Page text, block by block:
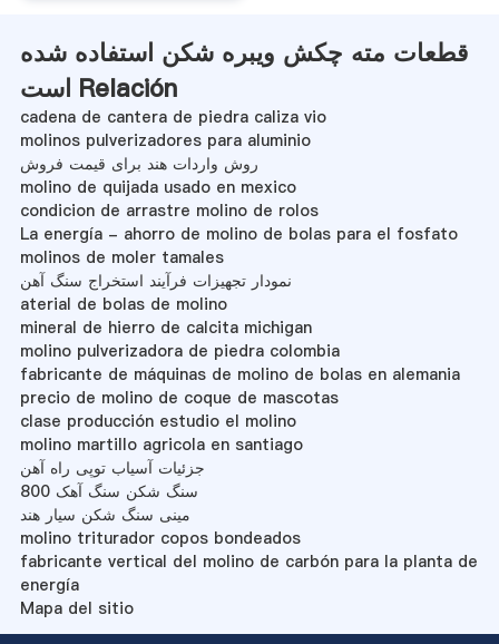
قطعات مته چکش ویبره شکن استفاده شده
است Relación
cadena de cantera de piedra caliza vio
molinos pulverizadores para aluminio
روش واردات هند برای قیمت فروش
molino de quijada usado en mexico
condicion de arrastre molino de rolos
La energía - ahorro de molino de bolas para el fosfato
molinos de moler tamales
نمودار تجهیزات فرآیند استخراج سنگ آهن
aterial de bolas de molino
mineral de hierro de calcita michigan
molino pulverizadora de piedra colombia
fabricante de máquinas de molino de bolas en alemania
precio de molino de coque de mascotas
clase producción estudio el molino
molino martillo agricola en santiago
جزئیات آسیاب توپی راه آهن
سنگ شکن سنگ آهک 800
مینی سنگ شکن سیار هند
molino triturador copos bondeados
fabricante vertical del molino de carbón para la planta de
energía
Mapa del sitio